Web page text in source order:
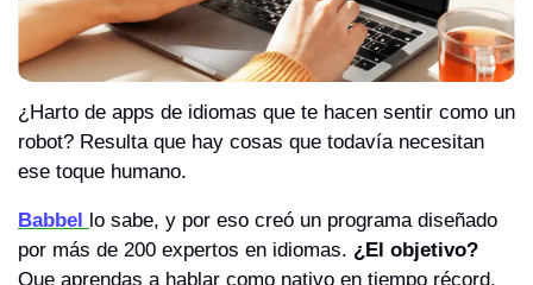
¿Harto de apps de idiomas que te hacen sentir como un
robot? Resulta que hay cosas que todavía necesitan
ese toque humano.
Babbel lo sabe, y por eso creó un programa diseñado
por más de 200 expertos en idiomas. ¿El objetivo?
Que aprendas a hablar como nativo en tiempo récord.